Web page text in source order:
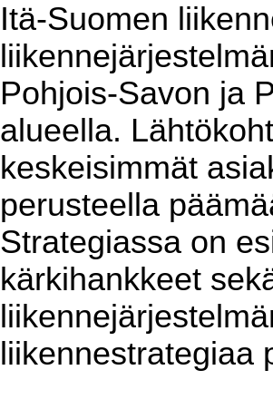
Itä-Suomen
Pohjois-Savon ja
alueella.
keskeisimmät
perusteella
Strategiassa on
kärkihankkeet
liikennestrategiaa